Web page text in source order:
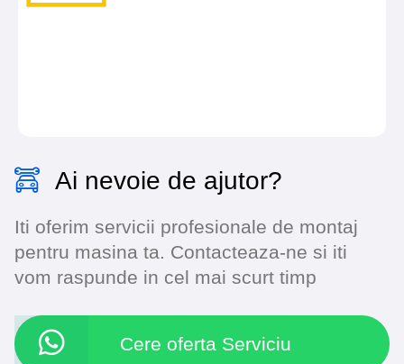
Ai nevoie de ajutor?
Iti oferim servicii profesionale de montaj
pentru masina ta. Contacteaza-ne si iti
vom raspunde in cel mai scurt timp
Cere oferta Serviciu